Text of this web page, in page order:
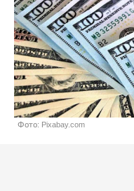
Фото: Pixabay.com